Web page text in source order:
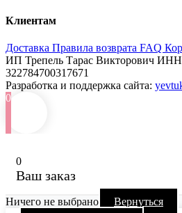
Клиентам
Доставка Правила возврата FAQ
ИП Трепель Тарас Викторович ИНН
322784700317671
Разработка и поддержка сайта:
0
0
Ваш заказ
Ничего не выбрано Вернуться